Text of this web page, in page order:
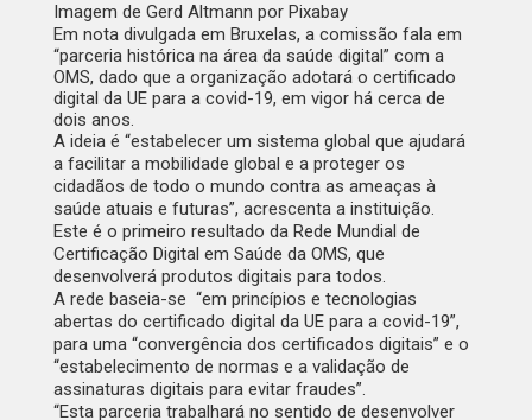
Imagem de Gerd Altmann por Pixabay
Em nota divulgada em Bruxelas, a comissão fala em
“parceria histórica na área da saúde digital” com a
OMS, dado que a organização adotará o certificado
digital da UE para a covid-19, em vigor há cerca de
dois anos.
A ideia é “estabelecer um sistema global que ajudará
a facilitar a mobilidade global e a proteger os
cidadãos de todo o mundo contra as ameaças à
saúde atuais e futuras”, acrescenta a instituição.
Este é o primeiro resultado da Rede Mundial de
Certificação Digital em Saúde da OMS, que
desenvolverá produtos digitais para todos.
A rede baseia-se “em princípios e tecnologias
abertas do certificado digital da UE para a covid-19”,
para uma “convergência dos certificados digitais” e o
“estabelecimento de normas e a validação de
assinaturas digitais para evitar fraudes”.
“Esta parceria trabalhará no sentido de desenvolver